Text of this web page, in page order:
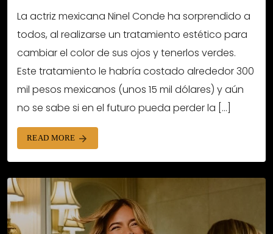
La actriz mexicana Ninel Conde ha sorprendido a
todos, al realizarse un tratamiento estético para
cambiar el color de sus ojos y tenerlos verdes.
Este tratamiento le habría costado alrededor 300
mil pesos mexicanos (unos 15 mil dólares) y aún
no se sabe si en el futuro pueda perder la […]
READ MORE arrow_forward